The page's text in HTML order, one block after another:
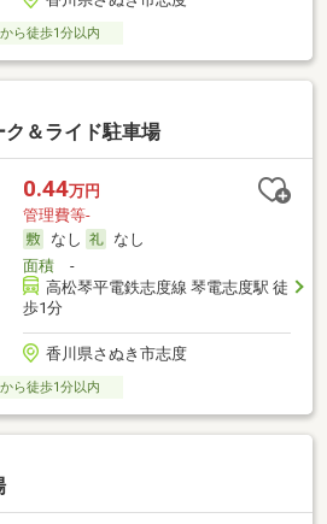
ら徒歩1分以内
＆ライド駐車場
0.44万円
管理費等-
なし
なし
面積-
高松琴平電鉄志度線 琴電志度駅 徒
歩1分
香川県さぬき市志度
ら徒歩1分以内